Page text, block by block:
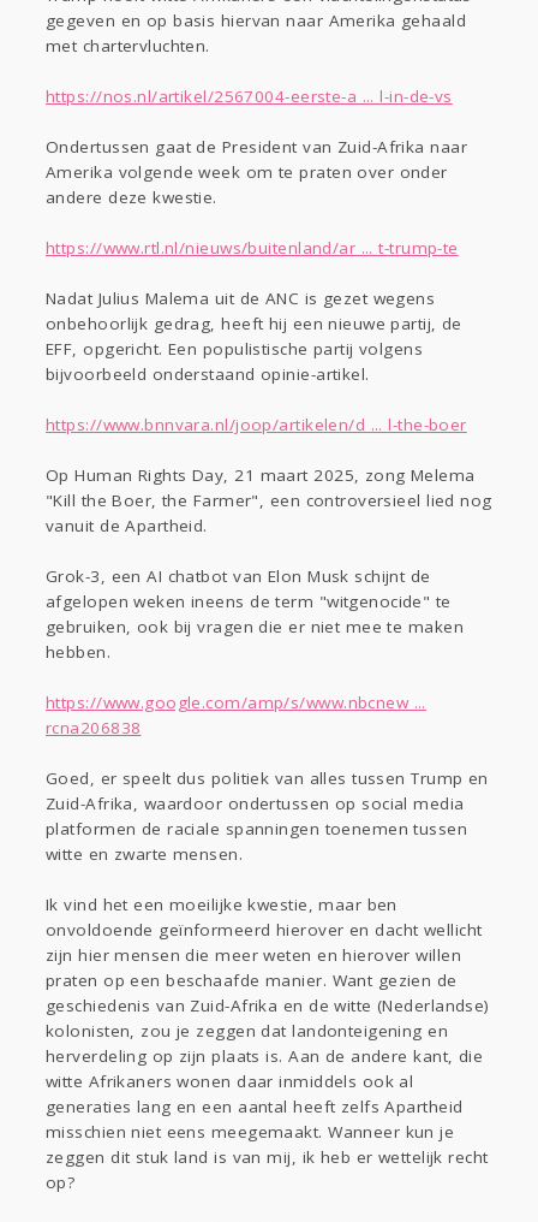
Gevraagd
Horen Doen
Zien
Lezen
gegeven en op basis hiervan naar Amerika gehaald
met chartervluchten.
https://nos.nl/artikel/2567004-eerste-a ... l-in-de-vs
Ondertussen gaat de President van Zuid-Afrika naar
Amerika volgende week om te praten over onder
andere deze kwestie.
https://www.rtl.nl/nieuws/buitenland/ar ... t-trump-te
Nadat Julius Malema uit de ANC is gezet wegens
onbehoorlijk gedrag, heeft hij een nieuwe partij, de
EFF, opgericht. Een populistische partij volgens
bijvoorbeeld onderstaand opinie-artikel.
https://www.bnnvara.nl/joop/artikelen/d ... l-the-boer
Op Human Rights Day, 21 maart 2025, zong Melema
"Kill the Boer, the Farmer", een controversieel lied nog
vanuit de Apartheid.
Grok-3, een AI chatbot van Elon Musk schijnt de
afgelopen weken ineens de term "witgenocide" te
gebruiken, ook bij vragen die er niet mee te maken
hebben.
https://www.google.com/amp/s/www.nbcnew ...
rcna206838
Goed, er speelt dus politiek van alles tussen Trump en
Zuid-Afrika, waardoor ondertussen op social media
platformen de raciale spanningen toenemen tussen
witte en zwarte mensen.
Ik vind het een moeilijke kwestie, maar ben
onvoldoende geïnformeerd hierover en dacht wellicht
zijn hier mensen die meer weten en hierover willen
praten op een beschaafde manier. Want gezien de
geschiedenis van Zuid-Afrika en de witte (Nederlandse)
kolonisten, zou je zeggen dat landonteigening en
herverdeling op zijn plaats is. Aan de andere kant, die
witte Afrikaners wonen daar inmiddels ook al
generaties lang en een aantal heeft zelfs Apartheid
misschien niet eens meegemaakt. Wanneer kun je
zeggen dit stuk land is van mij, ik heb er wettelijk recht
op?